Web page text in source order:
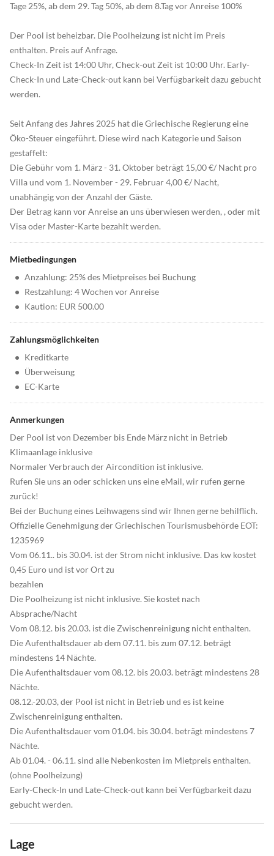
Tage 25%, ab dem 29. Tag 50%, ab dem 8.Tag vor Anreise 100%
Der Pool ist beheizbar. Die Poolheizung ist nicht im Preis
enthalten. Preis auf Anfrage.
Check-In Zeit ist 14:00 Uhr, Check-out Zeit ist 10:00 Uhr. Early-
Check-In und Late-Check-out kann bei Verfügbarkeit dazu gebucht
werden.
Seit Anfang des Jahres 2025 hat die Griechische Regierung eine
Öko-Steuer eingeführt. Diese wird nach Kategorie und Saison
gestaffelt:
Die Gebühr vom 1. März - 31. Oktober beträgt 15,00 €/ Nacht pro
Villa und vom 1. November - 29. Februar 4,00 €/ Nacht,
unabhängig von der Anzahl der Gäste.
Der Betrag kann vor Anreise an uns überwiesen werden, , oder mit
Visa oder Master-Karte bezahlt werden.
Mietbedingungen
• Anzahlung: 25% des Mietpreises bei Buchung
• Restzahlung: 4 Wochen vor Anreise
• Kaution: EUR 500.00
Zahlungsmöglichkeiten
• Kreditkarte
• Überweisung
• EC-Karte
Anmerkungen
Der Pool ist von Dezember bis Ende März nicht in Betrieb
Klimaanlage inklusive
Normaler Verbrauch der Aircondition ist inklusive.
Rufen Sie uns an oder schicken uns eine eMail, wir rufen gerne
zurück!
Bei der Buchung eines Leihwagens sind wir Ihnen gerne behilflich.
Offizielle Genehmigung der Griechischen Tourismusbehörde EOT:
1235969
Vom 06.11.. bis 30.04. ist der Strom nicht inklusive. Das kw kostet
0,45 Euro und ist vor Ort zu
bezahlen
Die Poolheizung ist nicht inklusive. Sie kostet nach
Absprache/Nacht
Vom 08.12. bis 20.03. ist die Zwischenreinigung nicht enthalten.
Die Aufenthaltsdauer ab dem 07.11. bis zum 07.12. beträgt
mindestens 14 Nächte.
Die Aufenthaltsdauer vom 08.12. bis 20.03. beträgt mindestens 28
Nächte.
08.12.-20.03, der Pool ist nicht in Betrieb und es ist keine
Zwischenreinigung enthalten.
Die Aufenthaltsdauer vom 01.04. bis 30.04. beträgt mindestens 7
Nächte.
Ab 01.04. - 06.11. sind alle Nebenkosten im Mietpreis enthalten.
(ohne Poolheizung)
Early-Check-In und Late-Check-out kann bei Verfügbarkeit dazu
gebucht werden.
Lage